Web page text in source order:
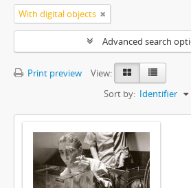
With digital objects
Advanced search
Print preview
View:
Sort by: Identifier